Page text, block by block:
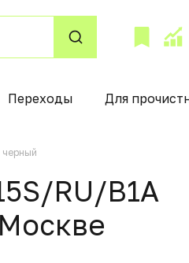
Переходы Для
черный
RU/B1A